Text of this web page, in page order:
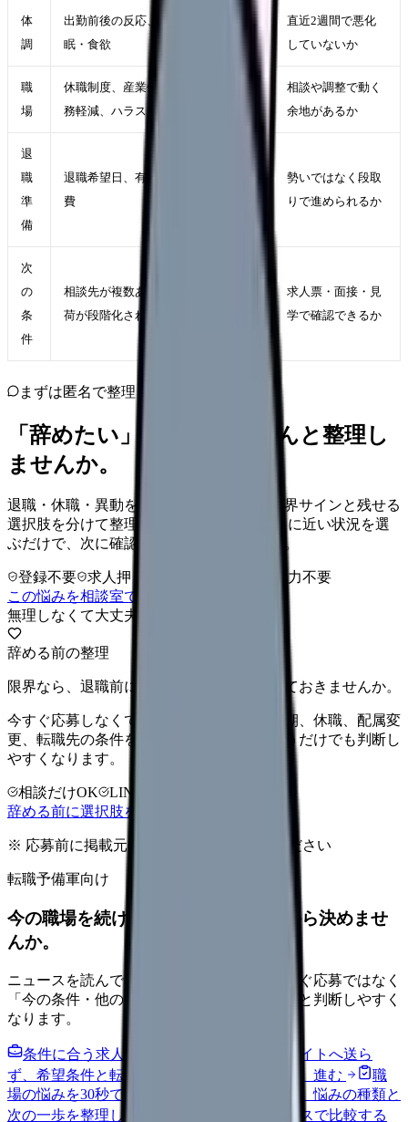
体
調
出勤前後の反応、休日の回復、睡
眠・食欲
直近2週間で悪化
していないか
職
場
休職制度、産業保健、配置転換、勤
務軽減、ハラスメント相談窓口
相談や調整で動く
余地があるか
退
職
準
備
退職希望日、有休、引き継ぎ、生活
費
勢いではなく段取
りで進められるか
次
の
条
件
相談先が複数ある、教育や夜勤の負
荷が段階化されている職場
求人票・面接・見
学で確認できるか
まずは匿名で整理
「辞めたい」を、カンゴさんと整理し
ませんか。
退職・休職・異動を急いで決める前に、限界サインと残せる
選択肢を分けて整理します。 「辞めたい」に近い状況を選
ぶだけで、次に確認することまで進めます。
登録不要 求人押し売りなし
病院名は入力不要
この悩みを相談室で整理する
無理しなくて大丈夫
辞める前の整理
限界なら、退職前に次の逃げ道だけ確保しておきませんか。
今すぐ応募しなくても大丈夫です。退職時期、休職、配属変
更、転職先の条件を第三者に整理してもらうだけでも判断し
やすくなります。
相談だけOK LINE相談OK
辞める前に選択肢を確認する
※ 応募前に掲載元の最新情報を確認してください
転職予備軍向け
今の職場を続けるか、条件を比べてから決めませ
んか。
ニュースを読んで不安が強くなった時は、すぐ応募ではなく
「今の条件・他の選択肢・相談先」を分けると判断しやすく
なります。
条件に合う求人通知を受け取る
外部転職サイトへ送ら
ず、希望条件と転職時期を自社で預かります。 進む
職
場の悩みを30秒で診断
辞めるべきか迷う前に、悩みの種類と
次の一歩を整理します。
給料コンパスで比較する